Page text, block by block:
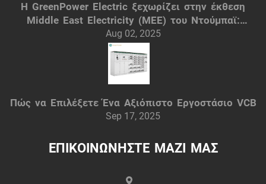
Η GreenPower Electric ξεχωρίζει στην έκθεση
Middle East Electricity (MEE) του Ντούμπαϊ:
Έξυπνες ηλεκτρικές λύσεις
Aug 02, 2025
Πώς να Επιλέξετε Ένα Αξιόπιστο Εργοστάσιο VCB
Sep 17, 2025
ΕΠΙΚΟΙΝΩΝΗΣΤΕ ΜΑΖΙ ΜΑΣ